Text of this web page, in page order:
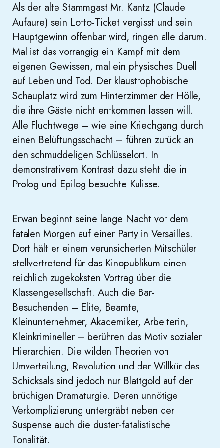
Als der alte Stammgast Mr. Kantz (Claude
Aufaure) sein Lotto-Ticket vergisst und sein
Hauptgewinn offenbar wird, ringen alle darum.
Mal ist das vorrangig ein Kampf mit dem
eigenen Gewissen, mal ein physisches Duell
auf Leben und Tod. Der klaustrophobische
Schauplatz wird zum Hinterzimmer der Hölle,
die ihre Gäste nicht entkommen lassen will.
Alle Fluchtwege – wie eine Kriechgang durch
einen Belüftungsschacht – führen zurück an
den schmuddeligen Schlüsselort. In
demonstrativem Kontrast dazu steht die in
Prolog und Epilog besuchte Kulisse.
Erwan beginnt seine lange Nacht vor dem
fatalen Morgen auf einer Party in Versailles.
Dort hält er einem verunsicherten Mitschüler
stellvertretend für das Kinopublikum einen
reichlich zugekoksten Vortrag über die
Klassengesellschaft. Auch die Bar-
Besuchenden – Elite, Beamte,
Kleinunternehmer, Akademiker, Arbeiterin,
Kleinkrimineller – berühren das Motiv sozialer
Hierarchien. Die wilden Theorien von
Umverteilung, Revolution und der Willkür des
Schicksals sind jedoch nur Blattgold auf der
brüchigen Dramaturgie. Deren unnötige
Verkomplizierung untergräbt neben der
Suspense auch die düster-fatalistische
Tonalität.